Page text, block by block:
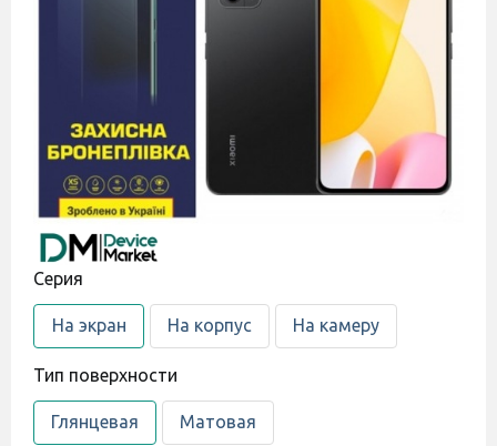
Cерия
На экран На корпус На камеру
Тип поверхности
Глянцевая Матовая